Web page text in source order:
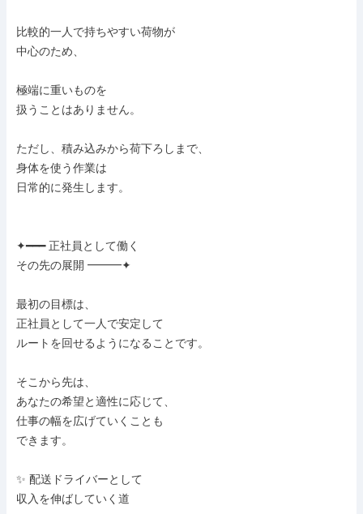
比較的一人で持ちやすい荷物が
中心のため、
極端に重いものを
扱うことはありません。
ただし、積み込みから荷下ろしまで、
身体を使う作業は
日常的に発生します。
✦━━━ 正社員として働く
その先の展開 ━━━✦
最初の目標は、
正社員として一人で安定して
ルートを回せるようになることです。
そこから先は、
あなたの希望と適性に応じて、
仕事の幅を広げていくことも
できます。
✨ 配送ドライバーとして
収入を伸ばしていく道